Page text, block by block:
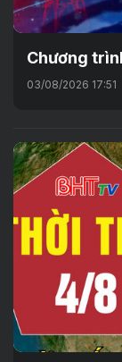
Chương
03/08/2026 17:51